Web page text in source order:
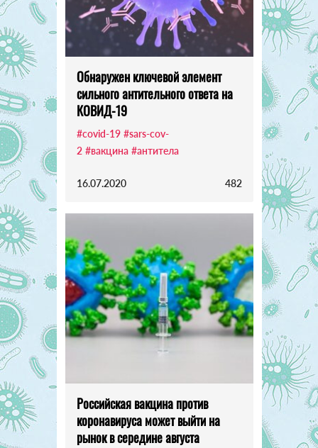
Обнаружен ключевой элемент
сильного антительного ответа на
КОВИД-19
#covid-19 #sars-cov-
2 #вакцина #антитела
16.07.2020 482
Российская вакцина против
коронавируса может выйти на
рынок в середине августа